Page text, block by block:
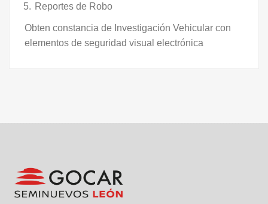
Reportes de Robo
Obten constancia de Investigación Vehicular con
elementos de seguridad visual electrónica